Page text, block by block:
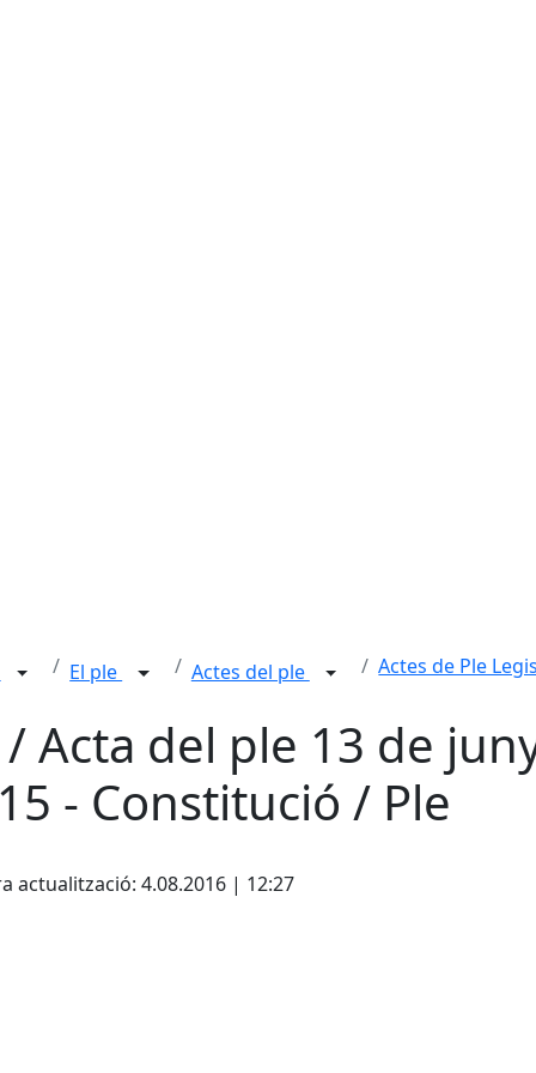
El ple Actes del ple Actes de Ple
Acta del ple 13 de
- Constitució / Ple
actualització: 4.08.2016 | 12:27